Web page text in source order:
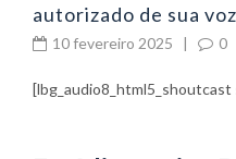
autorizado de sua
artificial
10 fevereiro 2025 | 0